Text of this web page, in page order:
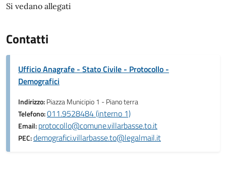
Si vedano allegati
Contatti
Ufficio Anagrafe - Stato Civile - Protocollo -
Demografici
Indirizzo:Piazza Municipio 1 - Piano terra
Telefono:011.9528484 (interno 1)
Email:protocollo@comune.villarbasse.to.it
PEC:demografici.villarbasse.to@legalmail.it